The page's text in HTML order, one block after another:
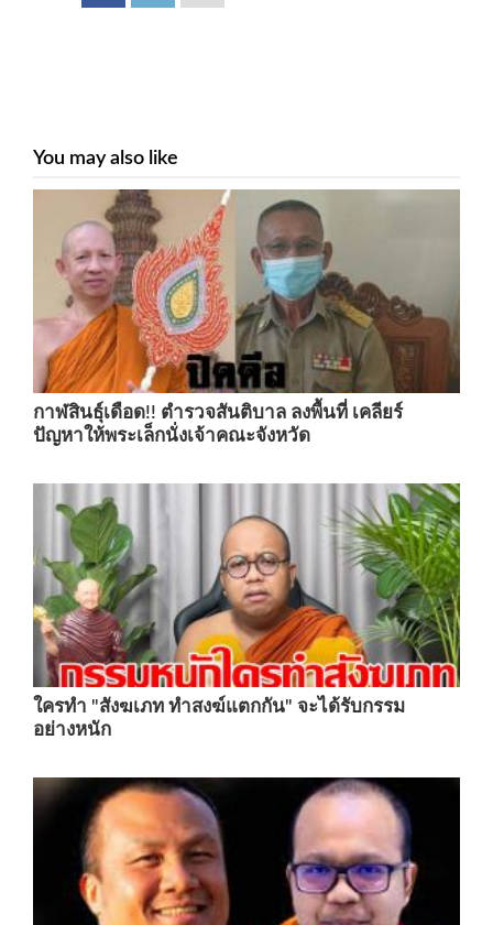
You may also like
กาฬสินธุ์เดือด!! ตำรวจสันติบาล ลงพื้นที่ เคลียร์
ปัญหาให้พระเล็กนั่งเจ้าคณะจังหวัด
ใครทำ "สังฆเภท ทำสงฆ์แตกกัน" จะได้รับกรรม
อย่างหนัก